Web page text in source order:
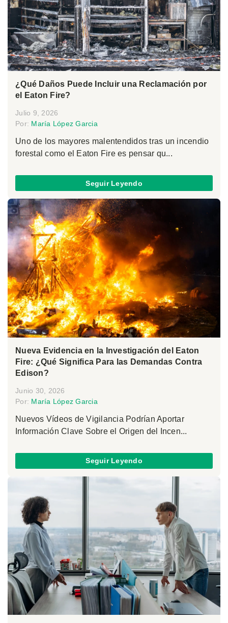
¿Qué Daños Puede Incluir una Reclamación por
el Eaton Fire?
Julio 9, 2026
Por: María López Garcia
Uno de los mayores malentendidos tras un incendio
forestal como el Eaton Fire es pensar qu...
Seguir Leyendo
Nueva Evidencia en la Investigación del Eaton
Fire: ¿Qué Significa Para las Demandas Contra
Edison?
Junio 30, 2026
Por: María López Garcia
Nuevos Vídeos de Vigilancia Podrían Aportar
Información Clave Sobre el Origen del Incen...
Seguir Leyendo